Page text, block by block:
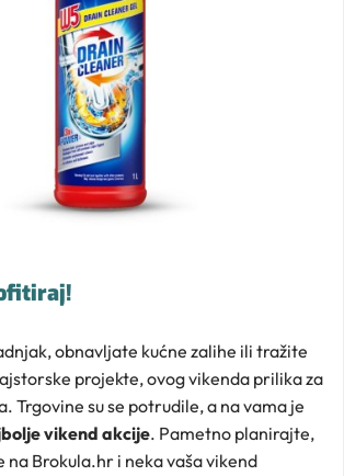
obnavljate kućne zalihe ili tražite
projekte, ovog vikenda prilika za
Trgovine su se potrudile, a na vama je
vikend akcije. Pametno planirajte,
na Brokula.hr i neka vaša vikend